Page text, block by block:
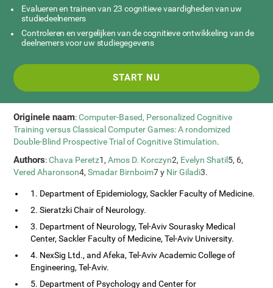
Evalueren en trainen van 23 cognitieve vaardigheden van uw
studiedeelnemers
Controleren en vergelijken van de cognitieve ontwikkeling van de
deelnemers voor uw studiegegevens
START NU
Originele naam:Computer-Based, Personalized Cognitive
Training versus Classical Computer Games: A rondomized
Double-Blind Prospective Trial of Cognitive Stimulation.
Authors:Chava Peretz1,Amos D. Korczyn2, Evelyn Shatil 5, 6,
Vered Aharonson4,Smadar Birnboim7 y Nir Giladi3.
1. Department of Epidemiology, Sackler Faculty of Medicine.
2. Sieratzki Chair of Neurology.
3. Department of Neurology, Tel-Aviv Sourasky Medical
Center, Sackler Faculty of Medicine, Tel-Aviv University.
4. NexSig Ltd., and Afeka, Tel-Aviv Academic College of
Engineering, Tel-Aviv.
5. Department of Psychology and Center for